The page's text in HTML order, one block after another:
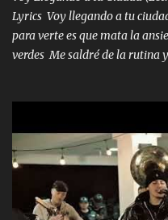
Lyrics Voy llegando a tu
para verte es que mata la
verdes Me saldré de la rutina
solo yo tendre el candado 🔒
para dar ya estando en tu
copas van de más vayamos a
Entre alcohol y besos se va
habitación ya no mires más el